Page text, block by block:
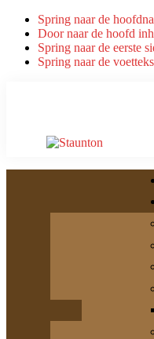
Spring naar de
Door naar de hoofd
Spring naar de eerste
Spring naar de